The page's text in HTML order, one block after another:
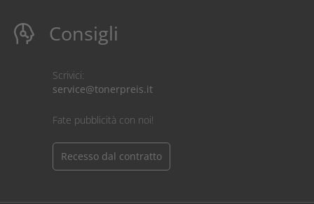
Consigli
Scrivici:
service@tonerpreis.it
Fate pubblicità con noi!
Recesso dal contratto